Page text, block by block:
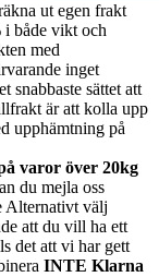
ut egen frakt
i både vikt och
med
inget
snabbaste sättet att
är att kolla upp
upphämtning på
varor över 20kg
du mejla oss
Alternativt välj
att du vill ha ett
det att vi har gett
INTE Klarna